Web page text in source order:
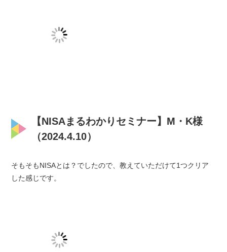
【NISAまるわかりセミナー】M・K様
（2024.4.10）
そもそもNISAとは？でしたので、教えていただけて1つクリア
した感じです。